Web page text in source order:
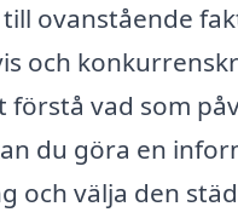
ovanstående
och
förstå vad som
du göra en
och välja den